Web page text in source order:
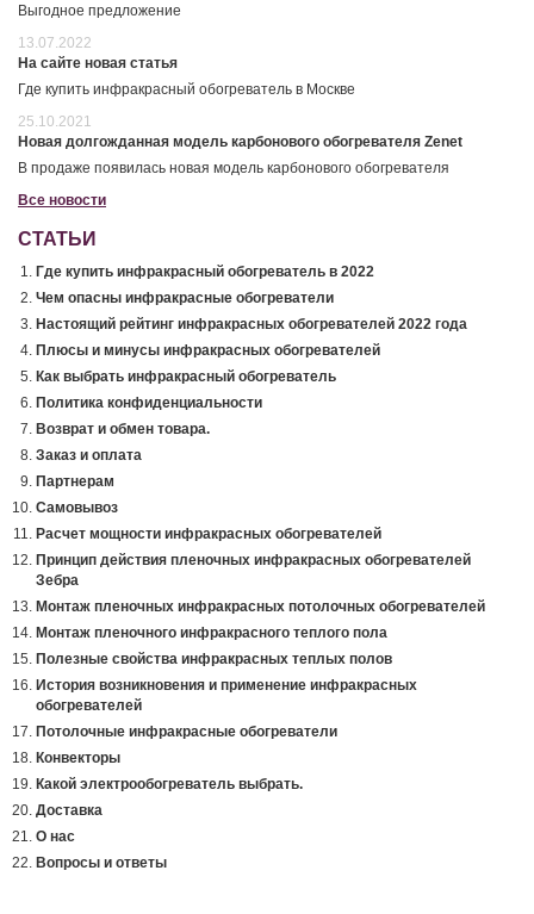
Выгодное предложение
13.07.2022
На сайте новая статья
Где купить инфракрасный обогреватель в Москве
25.10.2021
Новая долгожданная модель карбонового обогревателя Zenet
В продаже появилась новая модель карбонового обогревателя
Все новости
СТАТЬИ
Где купить инфракрасный обогреватель в 2022
Чем опасны инфракрасные обогреватели
Настоящий рейтинг инфракрасных обогревателей 2022 года
Плюсы и минусы инфракрасных обогревателей
Как выбрать инфракрасный обогреватель
Политика конфиденциальности
Возврат и обмен товара.
Заказ и оплата
Партнерам
Самовывоз
Расчет мощности инфракрасных обогревателей
Принцип действия пленочных инфракрасных обогревателей
Зебра
Монтаж пленочных инфракрасных потолочных обогревателей
Монтаж пленочного инфракрасного теплого пола
Полезные свойства инфракрасных теплых полов
История возникновения и применение инфракрасных
обогревателей
Потолочные инфракрасные обогреватели
Конвекторы
Какой электрообогреватель выбрать.
Доставка
О нас
Вопросы и ответы